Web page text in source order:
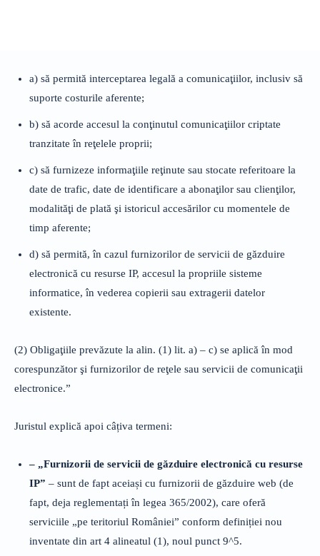
a) să permită interceptarea legală a comunicaţiilor, inclusiv să
suporte costurile aferente;
b) să acorde accesul la conţinutul comunicaţiilor criptate
tranzitate în reţelele proprii;
c) să furnizeze informaţiile reţinute sau stocate referitoare la
date de trafic, date de identificare a abonaţilor sau clienţilor,
modalităţi de plată şi istoricul accesărilor cu momentele de
timp aferente;
d) să permită, în cazul furnizorilor de servicii de găzduire
electronică cu resurse IP, accesul la propriile sisteme
informatice, în vederea copierii sau extragerii datelor
existente.
(2) Obligaţiile prevăzute la alin. (1) lit. a) – c) se aplică în mod
corespunzător şi furnizorilor de reţele sau servicii de comunicaţii
electronice.”
Juristul explică apoi câțiva termeni:
– „Furnizorii de servicii de găzduire electronică cu resurse
IP” – sunt de fapt aceiași cu furnizorii de găzduire web (de
fapt, deja reglementați în legea 365/2002), care oferă
serviciile „pe teritoriul României” conform definiției nou
inventate din art 4 alineatul (1), noul punct 9^5.